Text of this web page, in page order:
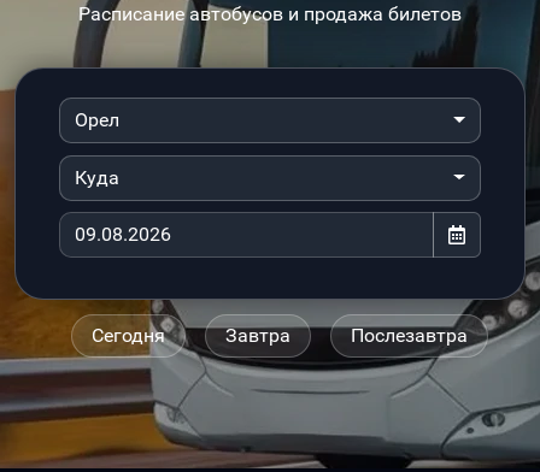
Расписание автобусов и продажа билетов
Орел
Куда
Сегодня Завтра Послезавтра